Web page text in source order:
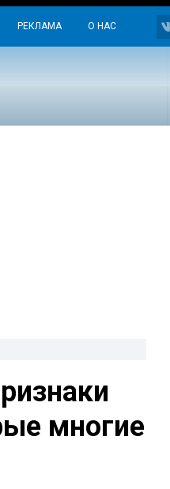
РЕКЛАМА О НАС
многие